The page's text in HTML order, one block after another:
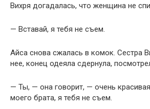
Вихря догадалась, что женщина не
— Вставай, я тебя не съем.
Айса снова сжалась в комок. Сестра
нее, конец одеяла сдернула,
— Ты, — она говорит, — очень
моего брата, я тебя не съем.